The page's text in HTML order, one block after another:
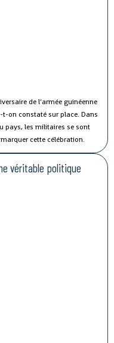
de l'armée guinéenne
t-on constaté sur place. Dans
pays, les militaires se sont
cette célébration.
véritable politique